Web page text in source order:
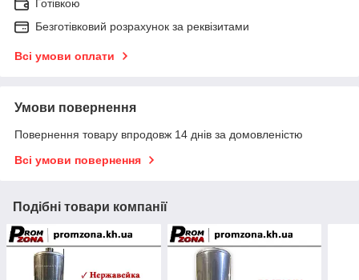
Готівкою
Безготівковий розрахунок за реквізитами
Всі умови оплати
Умови повернення
Повернення товару впродовж 14 днів за домовленістю
Всі умови повернення
Подібні товари компанії